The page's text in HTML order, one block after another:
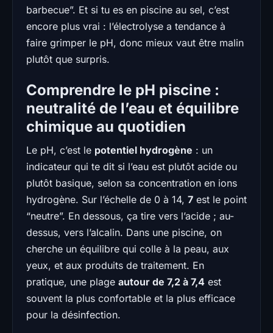
barbecue”. Et si tu es en piscine au sel, c’est
encore plus vrai : l’électrolyse a tendance à
faire grimper le pH, donc mieux vaut être malin
plutôt que surpris.
Comprendre le pH piscine :
neutralité de l’eau et équilibre
chimique au quotidien
Le pH, c’est le potentiel hydrogène : un
indicateur qui te dit si l’eau est plutôt acide ou
plutôt basique, selon sa concentration en ions
hydrogène. Sur l’échelle de 0 à 14, 7 est le point
“neutre”. En dessous, ça tire vers l’acide ; au-
dessus, vers l’alcalin. Dans une piscine, on
cherche un équilibre qui colle à la peau, aux
yeux, et aux produits de traitement. En
pratique, une plage autour de 7,2 à 7,4 est
souvent la plus confortable et la plus efficace
pour la désinfection.